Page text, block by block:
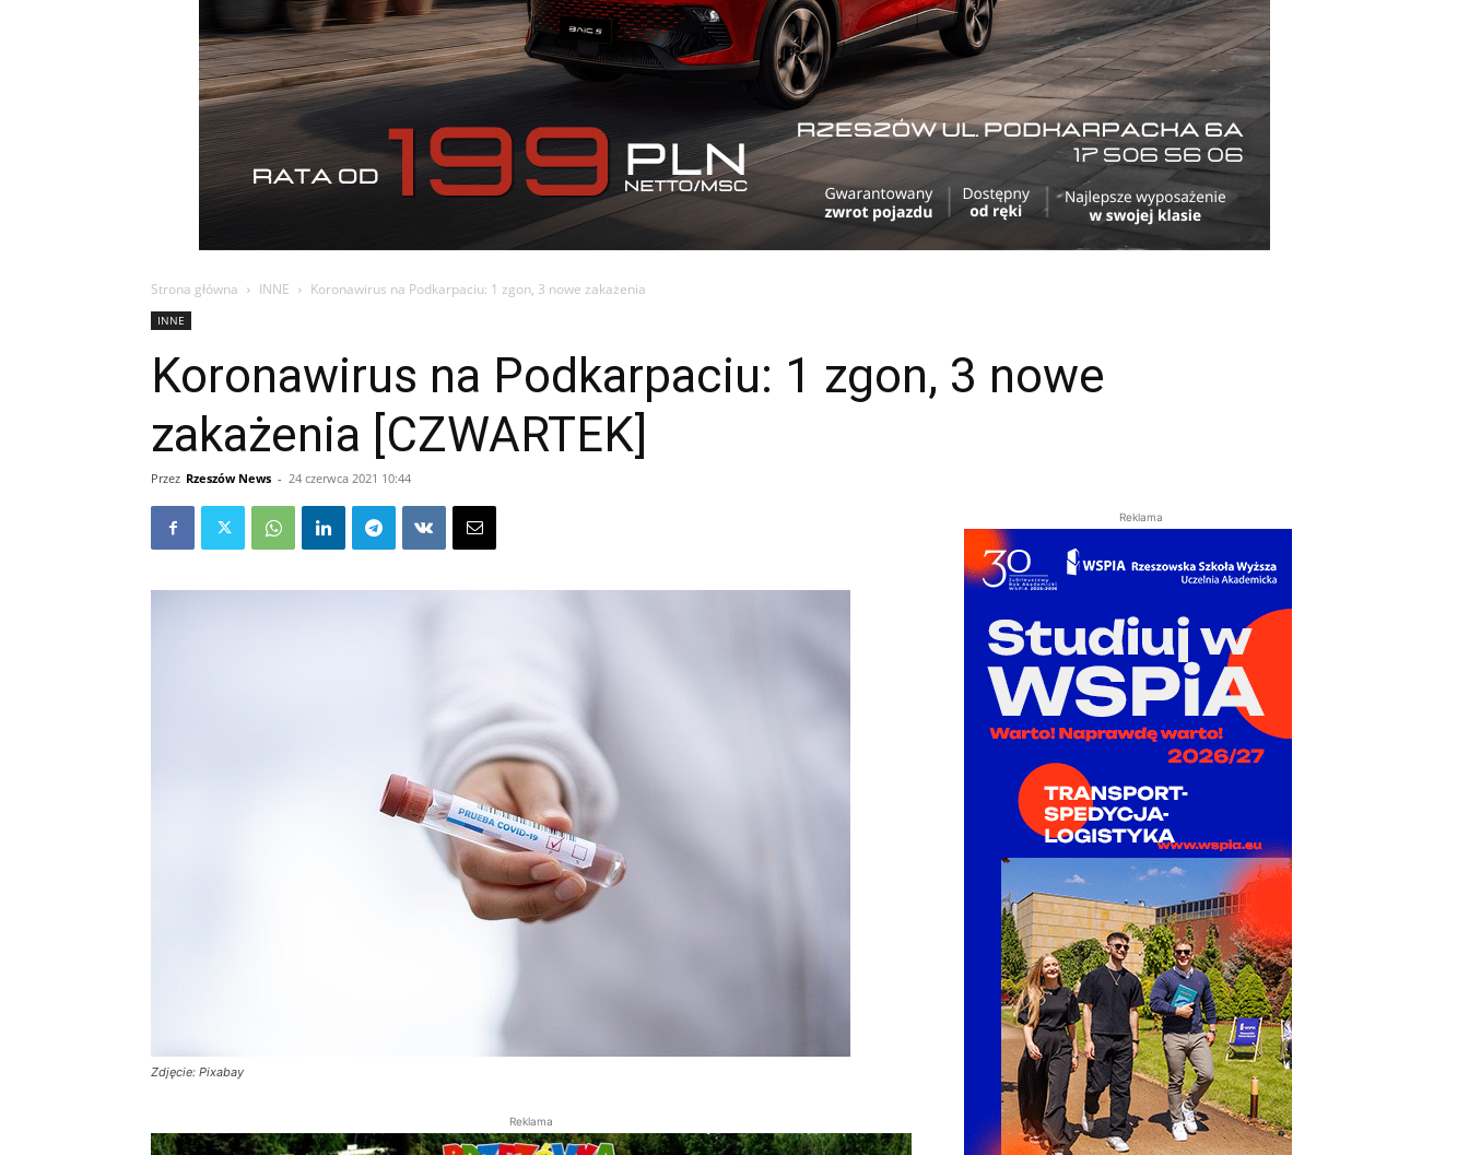
Strona główna INNE Koronawirus na Podkarpaciu: 1 zgon, 3 nowe zakażenia
INNE
Koronawirus na Podkarpaciu: 1 zgon, 3 nowe
zakażenia [CZWARTEK]
Przez Rzeszów News - 24 czerwca 2021 10:44
Zdjęcie: Pixabay
Reklama
Reklama